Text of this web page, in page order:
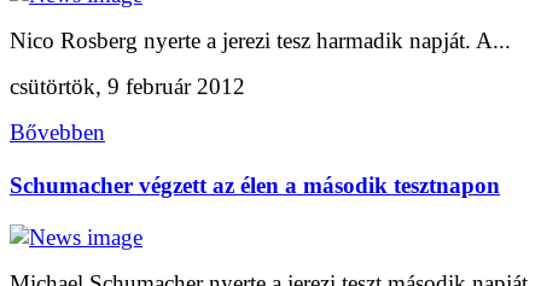
Nico Rosberg nyerte a jerezi tesz harmadik napját. A...
csütörtök, 9 február 2012
Bővebben
Schumacher végzett az élen a második tesztnapon